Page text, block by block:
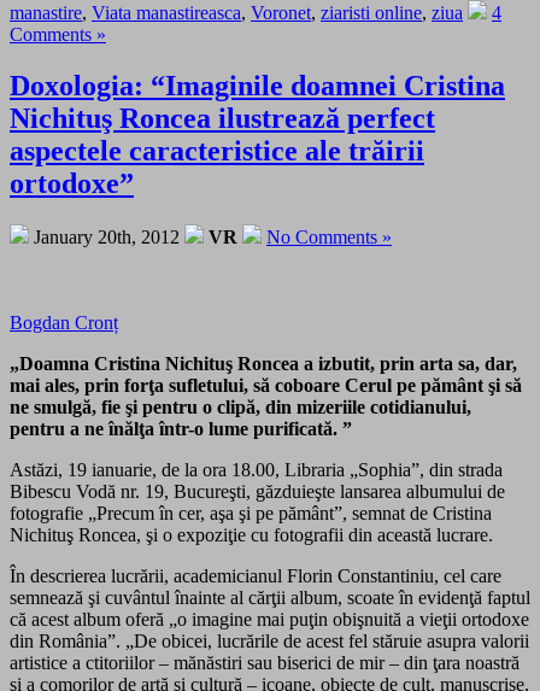
manastire, Viata manastireasca, Voronet, ziaristi online, ziua
4
Comments »
Doxologia: “Imaginile doamnei Cristina
Nichituş Roncea ilustrează perfect
aspectele caracteristice ale trăirii
ortodoxe”
January 20th, 2012 VR No Comments »
Bogdan Cronț
„Doamna Cristina Nichituş Roncea a izbutit, prin arta sa, dar,
mai ales, prin forţa sufletului, să coboare Cerul pe pământ şi să
ne smulgă, fie şi pentru o clipă, din mizeriile cotidianului,
pentru a ne înălţa într-o lume purificată. ”
Astăzi, 19 ianuarie, de la ora 18.00, Libraria „Sophia”, din strada
Bibescu Vodă nr. 19, Bucureşti, găzduieşte lansarea albumului de
fotografie „Precum în cer, aşa şi pe pământ”, semnat de Cristina
Nichituş Roncea, şi o expoziţie cu fotografii din această lucrare.
În descrierea lucrării, academicianul Florin Constantiniu, cel care
semnează şi cuvântul înainte al cărţii album, scoate în evidenţă faptul
că acest album oferă „o imagine mai puţin obişnuită a vieţii ortodoxe
din România”. „De obicei, lucrările de acest fel stăruie asupra valorii
artistice a ctitoriilor – mănăstiri sau biserici de mir – din ţara noastră
şi a comorilor de artă şi cultură – icoane, obiecte de cult, manuscrise,